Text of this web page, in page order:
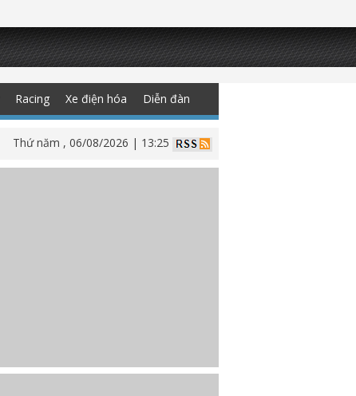
Racing Xe điện hóa Diễn đàn
Thứ năm , 06/08/2026 | 13:25